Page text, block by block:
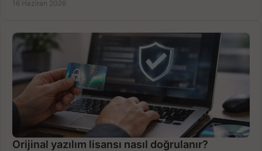
16 Haziran 2026
Orijinal yazılım lisansı nasıl doğrulanır?